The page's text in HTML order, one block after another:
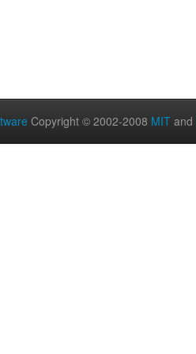
Copyright © 2002-2008 MIT and